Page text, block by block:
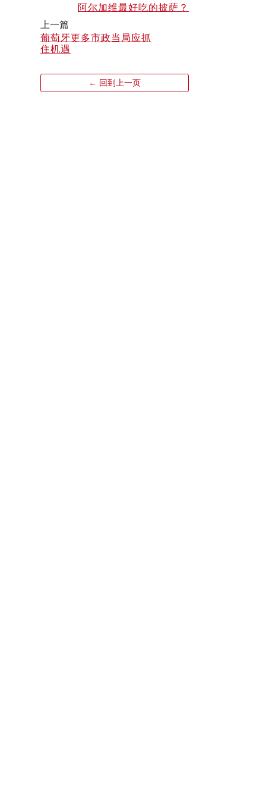
阿尔加维最好吃的披萨？
上一篇
葡萄牙更多市政当局应抓
住机遇
← 回到上一页